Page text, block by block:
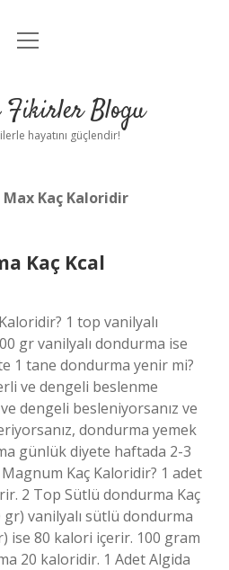
Anasayfa
Uyarı
menüyü
Fikirler Blogu
hayatını güçlendir!
Kaç Kaloridir
Kaç Kcal
1 top vanilyalı
gr vanilyalı dondurma ise
1 tane dondurma yenir mi?
ve dengeli beslenme
dengeli besleniyorsanız ve
dondurma yemek
günlük diyete haftada 2-3
Kaç Kaloridir? 1 adet
2 Top Sütlü dondurma Kaç
vanilyalı sütlü dondurma
ise 80 kalori içerir. 100 gram
20 kaloridir. 1 Adet Algida